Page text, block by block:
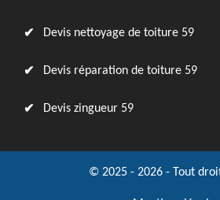
Devis nettoyage de toiture 59
Devis réparation de toiture 59
Devis zingueur 59
© 2025 - 2026 - Tout